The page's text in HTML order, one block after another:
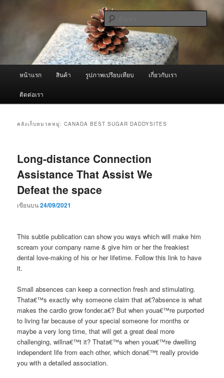
ผู้นำเข้าเครื่องพ่นหมอกควัน Best
Fogger / Fogger One และ อะไหล่
จำหน่ายเครื่องพ่นหมอกควัน คุณภาพดี บริการด้วยความจริงใจ
ค้นหา
หน้าแรก สินค้า รูปภาพเปรียบเทียบ เกี่ยวกับเรา
ติดต่อเรา
คลังเก็บหมวดหมู่:CANADA BEST SUGAR DADDYSITES
Long-distance Connection
Assistance That Assist We
Defeat the space
เขียนบน24/09/2021
This subtle publication can show you ways which will make him
scream your company name & give him or her the freakiest
dental love-making of his or her lifetime. Follow this link to have
it.
Small absences can keep a connection fresh and stimulating.
Thata€™s exactly why someone claim that a€?absence is what
makes the cardio grow fonder.a€? But when youa€™re purported
to living far because of your special someone for months or
maybe a very long time, that will get a great deal more
challenging, willna€™t it? Thata€™s when youa€™re dwelling
independent life from each other, which dona€™t really provide
you with a detailed association.